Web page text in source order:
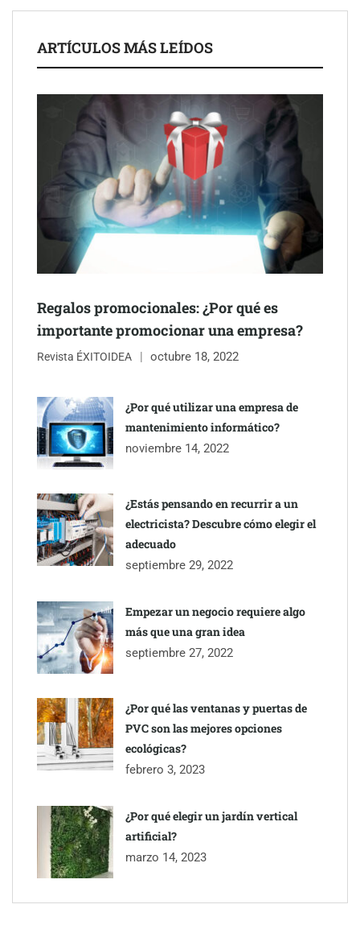
Schaeffler mejora su rentabilidad en el primer semestre de 2026
NOVA: innovación y diseño que transforman espacios de la
mano de Tormo Franquicias
ARTÍCULOS MÁS LEÍDOS
Regalos promocionales: ¿Por qué es
importante promocionar una empresa?
Revista ÉXITOIDEA octubre 18, 2022
¿Por qué utilizar una empresa de
mantenimiento informático?
noviembre 14, 2022
¿Estás pensando en recurrir a un
electricista? Descubre cómo elegir el
adecuado
septiembre 29, 2022
Empezar un negocio requiere algo
más que una gran idea
septiembre 27, 2022
¿Por qué las ventanas y puertas de
PVC son las mejores opciones
ecológicas?
febrero 3, 2023
¿Por qué elegir un jardín vertical
artificial?
marzo 14, 2023